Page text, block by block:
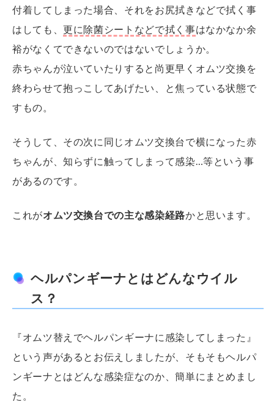
付着してしまった場合、それをお尻拭きなどで拭く事
はしても、更に除菌シートなどで拭く事はなかなか余
裕がなくてできないのではないでしょうか。
赤ちゃんが泣いていたりすると尚更早くオムツ交換を
終わらせて抱っこしてあげたい、と焦っている状態で
すもの。
そうして、その次に同じオムツ交換台で横になった赤
ちゃんが、知らずに触ってしまって感染…等という事
があるのです。
これがオムツ交換台での主な感染経路かと思います。
ヘルパンギーナとはどんなウイル
ス？
『オムツ替えでヘルパンギーナに感染してしまった』
という声があるとお伝えしましたが、そもそもヘルパ
ンギーナとはどんな感染症なのか、簡単にまとめまし
た。